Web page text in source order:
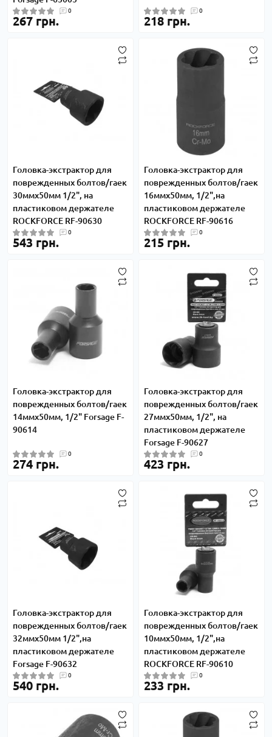
0
267 грн.
0
218 грн.
Головка-экстрактор для
поврежденных болтов/гаек
30ммх50мм 1/2", на
пластиковом держателе
ROCKFORCE RF-90630
0
543 грн.
Головка-экстрактор для
поврежденных болтов/гаек
16ммх50мм, 1/2",на
пластиковом держателе
ROCKFORCE RF-90616
0
215 грн.
Головка-экстрактор для
поврежденных болтов/гаек
14ммх50мм, 1/2" Forsage F-
90614
0
274 грн.
Головка-экстрактор для
поврежденных болтов/гаек
27ммх50мм, 1/2", на
пластиковом держателе
Forsage F-90627
0
423 грн.
Головка-экстрактор для
поврежденных болтов/гаек
32ммх50мм 1/2",на
пластиковом держателе
Forsage F-90632
0
540 грн.
Головка-экстрактор для
поврежденных болтов/гаек
10ммх50мм, 1/2",на
пластиковом держателе
ROCKFORCE RF-90610
0
233 грн.